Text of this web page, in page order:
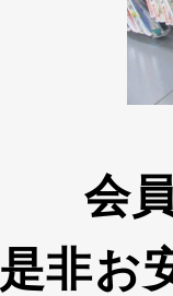
会
是非お